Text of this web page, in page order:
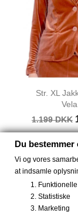
Str. XL
1.199 DKK
Du bestemmer
Vi og vores
at indsamle
Funktionelle
Statistiske
Marketing